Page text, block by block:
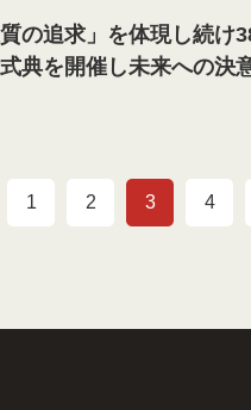
質の追求」を体現し続
典を開催し未来への決
1 2 3 4